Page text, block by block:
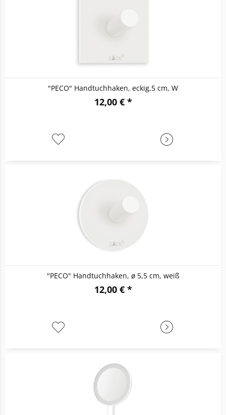
"PECO" Handtuchhaken, eckig,5 cm, W
12,00 € *
"PECO" Handtuchhaken, ø 5,5 cm, weiß
12,00 € *